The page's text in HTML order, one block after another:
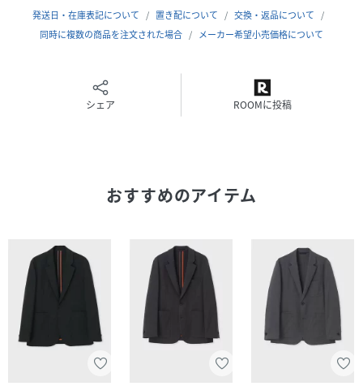
素材
表地:
コットン66%,, ポリエステル34%,, 裏地:
RM6032_162700EC2308
発送日・在庫表記について 置き配について
交換・返品について
同時に複数の商品を注文された場合
メーカー希望小売価格について
シェア ROOMに投稿
おすすめのアイテム